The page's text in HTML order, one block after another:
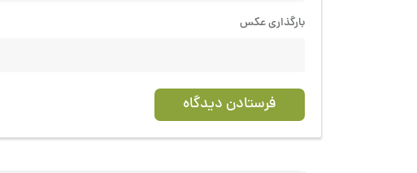
بارگذاری عکس
فرستادن دیدگاه